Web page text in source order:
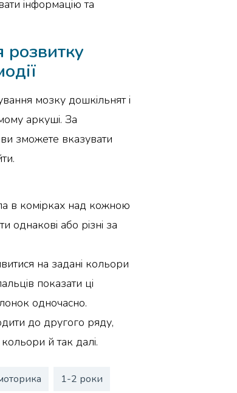
інформацію та
мозку дошкільнят і
аркуші. За
зможете вказувати
в комірках над кожною
або різні за
на задані кольори
показати ці
одночасно.
до другого ряду,
й так далі.
1-2 роки